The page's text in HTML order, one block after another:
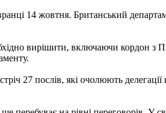
14 жовтня. Британський
вирішити, включаючи кордон з
27 послів, які очолюють